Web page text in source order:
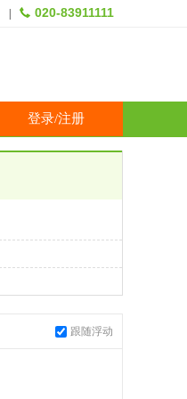
020-83911111
登录/注册
跟随浮动